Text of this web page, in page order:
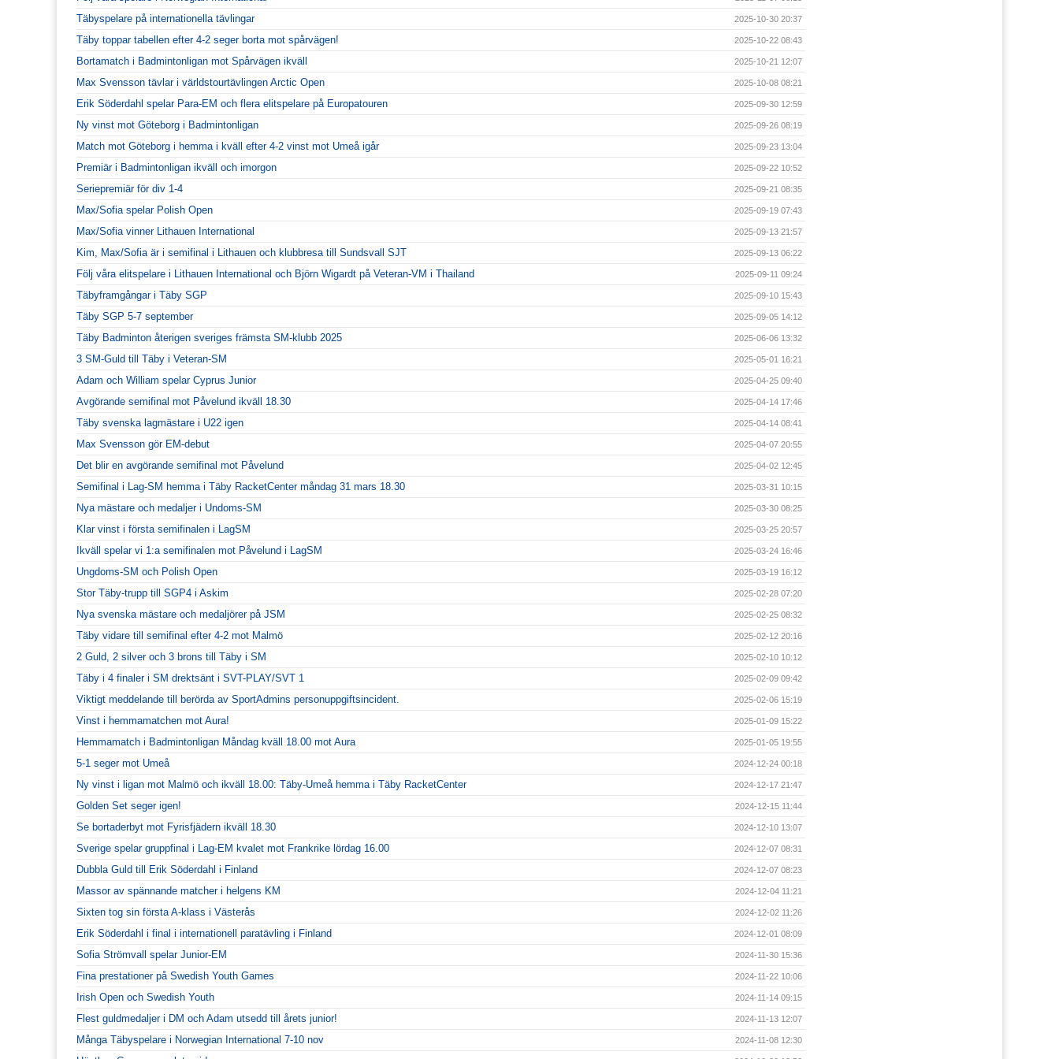
Täbyspelare på internationella tävlingar 2025-10-30 20:37
Täby toppar tabellen efter 4-2 seger borta mot spårvägen! 2025-10-22 08:43
Bortamatch i Badmintonligan mot Spårvägen ikväll 2025-10-21 12:07
Max Svensson tävlar i världstourtävlingen Arctic Open 2025-10-08 08:21
Erik Söderdahl spelar Para-EM och flera elitspelare på Europatouren 2025-09-30 12:59
Ny vinst mot Göteborg i Badmintonligan 2025-09-26 08:19
Match mot Göteborg i hemma i kväll efter 4-2 vinst mot Umeå igår 2025-09-23 13:04
Premiär i Badmintonligan ikväll och imorgon 2025-09-22 10:52
Seriepremiär för div 1-4 2025-09-21 08:35
Max/Sofia spelar Polish Open 2025-09-19 07:43
Max/Sofia vinner Lithauen International 2025-09-13 21:57
Kim, Max/Sofia är i semifinal i Lithauen och klubbresa till Sundsvall SJT 2025-09-13 06:22
Följ våra elitspelare i Lithauen International och Björn Wigardt på Veteran-VM i Thailand 2025-09-11 09:24
Täbyframgångar i Täby SGP 2025-09-10 15:43
Täby SGP 5-7 september 2025-09-05 14:12
Täby Badminton återigen sveriges främsta SM-klubb 2025 2025-06-06 13:32
3 SM-Guld till Täby i Veteran-SM 2025-05-01 16:21
Adam och William spelar Cyprus Junior 2025-04-25 09:40
Avgörande semifinal mot Påvelund ikväll 18.30 2025-04-14 17:46
Täby svenska lagmästare i U22 igen 2025-04-14 08:41
Max Svensson gör EM-debut 2025-04-07 20:55
Det blir en avgörande semifinal mot Påvelund 2025-04-02 12:45
Semifinal i Lag-SM hemma i Täby RacketCenter måndag 31 mars 18.30 2025-03-31 10:15
Nya mästare och medaljer i Undoms-SM 2025-03-30 08:25
Klar vinst i första semifinalen i LagSM 2025-03-25 20:57
Ikväll spelar vi 1:a semifinalen mot Påvelund i LagSM 2025-03-24 16:46
Ungdoms-SM och Polish Open 2025-03-19 16:12
Stor Täby-trupp till SGP4 i Askim 2025-02-28 07:20
Nya svenska mästare och medaljörer på JSM 2025-02-25 08:32
Täby vidare till semifinal efter 4-2 mot Malmö 2025-02-12 20:16
2 Guld, 2 silver och 3 brons till Täby i SM 2025-02-10 10:12
Täby i 4 finaler i SM drektsänt i SVT-PLAY/SVT 1 2025-02-09 09:42
Viktigt meddelande till berörda av SportAdmins personuppgiftsincident. 2025-02-06 15:19
Vinst i hemmamatchen mot Aura! 2025-01-09 15:22
Hemmamatch i Badmintonligan Måndag kväll 18.00 mot Aura 2025-01-05 19:55
5-1 seger mot Umeå 2024-12-24 00:18
Ny vinst i ligan mot Malmö och ikväll 18.00: Täby-Umeå hemma i Täby RacketCenter 2024-12-17 21:47
Golden Set seger igen! 2024-12-15 11:44
Se bortaderbyt mot Fyrisfjädern ikväll 18.30 2024-12-10 13:07
Sverige spelar gruppfinal i Lag-EM kvalet mot Frankrike lördag 16.00 2024-12-07 08:31
Dubbla Guld till Erik Söderdahl i Finland 2024-12-07 08:23
Massor av spännande matcher i helgens KM 2024-12-04 11:21
Sixten tog sin första A-klass i Västerås 2024-12-02 11:26
Erik Söderdahl i final i internationell paratävling i Finland 2024-12-01 08:09
Sofia Strömvall spelar Junior-EM 2024-11-30 15:36
Fina prestationer på Swedish Youth Games 2024-11-22 10:06
Irish Open och Swedish Youth 2024-11-14 09:15
Flest guldmedaljer i DM och Adam utsedd till årets junior! 2024-11-13 12:07
Många Täbyspelare i Norwegian International 7-10 nov 2024-11-08 12:30